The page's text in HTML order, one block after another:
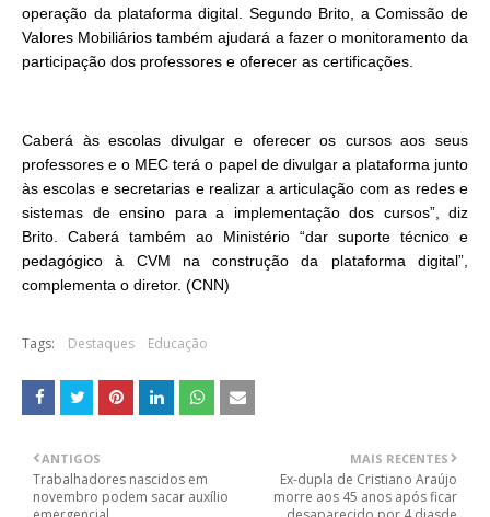
operação da plataforma digital. Segundo Brito, a Comissão de
Valores Mobiliários também ajudará a fazer o monitoramento da
participação dos professores e oferecer as certificações.
Caberá às escolas divulgar e oferecer os cursos aos seus
professores e o MEC terá o papel de divulgar a plataforma junto
às escolas e secretarias e realizar a articulação com as redes e
sistemas de ensino para a implementação dos cursos”, diz
Brito. Caberá também ao Ministério “dar suporte técnico e
pedagógico à CVM na construção da plataforma digital”,
complementa o diretor. (CNN)
Tags: Destaques Educação
MAIS RECENTES
Ex-dupla de Cristiano Araújo
morre aos 45 anos após ficar
ANTIGOS
Trabalhadores nascidos em
novembro podem sacar auxílio